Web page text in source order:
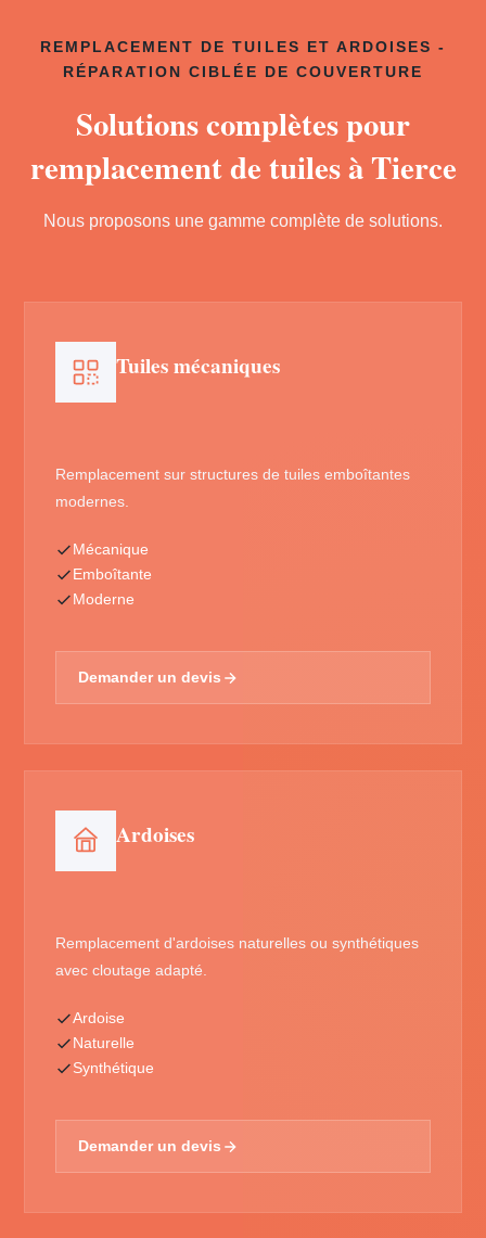
REMPLACEMENT DE TUILES ET ARDOISES -
RÉPARATION CIBLÉE DE COUVERTURE
Solutions complètes pour
remplacement de tuiles à Tierce
Nous proposons une gamme complète de solutions.
Tuiles mécaniques
Remplacement sur structures de tuiles emboîtantes
modernes.
Mécanique
Emboîtante
Moderne
Demander un devis
Ardoises
Remplacement d'ardoises naturelles ou synthétiques
avec cloutage adapté.
Ardoise
Naturelle
Synthétique
Demander un devis